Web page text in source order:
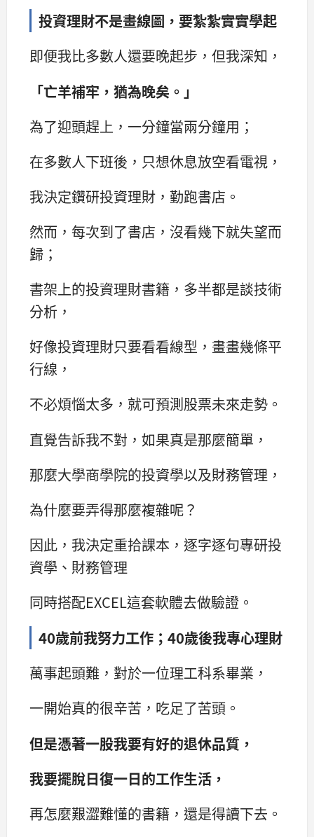
投資理財不是畫線圖，要紮紮實實學起
即便我比多數人還要晚起步，但我深知，
「亡羊補牢，猶為晚矣。」
為了迎頭趕上，一分鐘當兩分鐘用；
在多數人下班後，只想休息放空看電視，
我決定鑽研投資理財，勤跑書店。
然而，每次到了書店，沒看幾下就失望而
歸；
書架上的投資理財書籍，多半都是談技術
分析，
好像投資理財只要看看線型，畫畫幾條平
行線，
不必煩惱太多，就可預測股票未來走勢。
直覺告訴我不對，如果真是那麼簡單，
那麼大學商學院的投資學以及財務管理，
為什麼要弄得那麼複雜呢？
因此，我決定重拾課本，逐字逐句專研投
資學、財務管理
同時搭配EXCEL這套軟體去做驗證。
40歲前我努力工作；40歲後我專心理財
萬事起頭難，對於一位理工科系畢業，
一開始真的很辛苦，吃足了苦頭。
但是憑著一股我要有好的退休品質，
我要擺脫日復一日的工作生活，
再怎麼艱澀難懂的書籍，還是得讀下去。